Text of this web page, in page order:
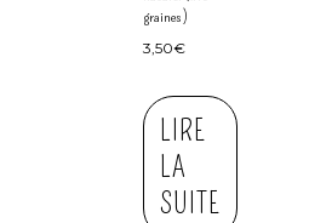
graines)
3,50€
LIRE
LA
SUITE